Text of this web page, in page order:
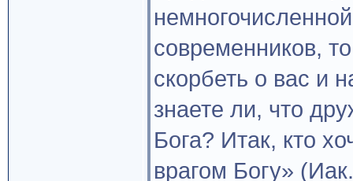
современников,
скорбеть о вас и
знаете ли, что
Бога? Итак, кто
врагом Богу»